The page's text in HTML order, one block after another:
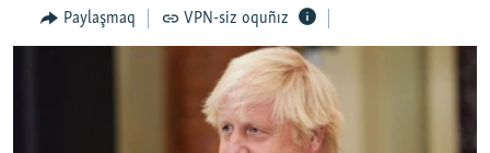
VİDEOPaylaşmaq VPN-siz oquñız